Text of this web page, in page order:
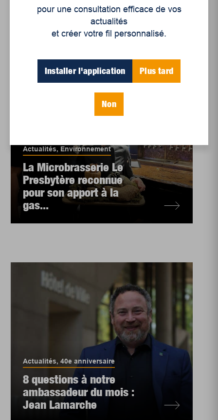
qui change la vie d...
Actualités, Environnement
La Microbrasserie Le
Presbytère reconnue
pour son apport à la
gas...
Actualités,40e anniversaire
8 questions à notre
ambassadeur du mois :
Jean Lamarche
pour une consultation efficace de vos
actualités
et créer votre fil personnalisé.
Installer l'application Plus tard
Non